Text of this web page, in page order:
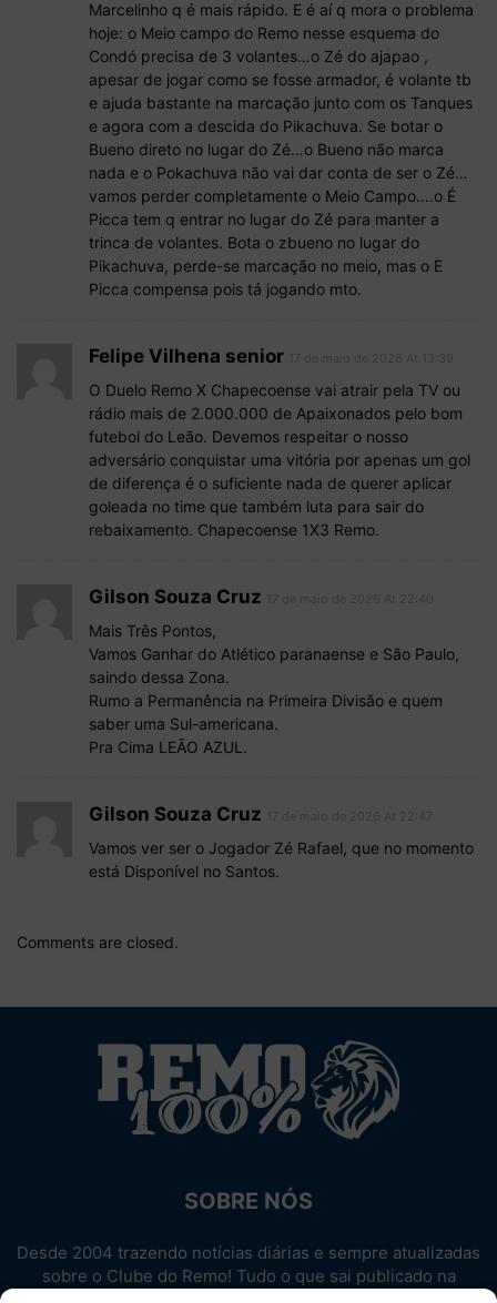
Marcelinho q é mais rápido. E é aí q mora o problema
hoje: o Meio campo do Remo nesse esquema do
Condó precisa de 3 volantes…o Zé do ajapao ,
apesar de jogar como se fosse armador, é volante tb
e ajuda bastante na marcação junto com os Tanques
e agora com a descida do Pikachuva. Se botar o
Bueno direto no lugar do Zé…o Bueno não marca
nada e o Pokachuva não vai dar conta de ser o Zé…
vamos perder completamente o Meio Campo….o É
Picca tem q entrar no lugar do Zé para manter a
trinca de volantes. Bota o zbueno no lugar do
Pikachuva, perde-se marcação no meio, mas o E
Picca compensa pois tá jogando mto.
Felipe Vilhena senior
O Duelo Remo X Chapecoense vai atrair pela TV ou
rádio mais de 2.000.000 de Apaixonados pelo bom
futebol do Leão. Devemos respeitar o nosso
adversário conquistar uma vitória por apenas um gol
de diferença é o suficiente nada de querer aplicar
goleada no time que também luta para sair do
rebaixamento. Chapecoense 1X3 Remo.
Gilson Souza Cruz
Mais Três Pontos,
Vamos Ganhar do Atlético paranaense e São Paulo,
saindo dessa Zona.
Rumo a Permanência na Primeira Divisão e quem
saber uma Sul-americana.
Pra Cima LEÃO AZUL.
Gilson Souza Cruz
Vamos ver ser o Jogador Zé Rafael, que no momento
está Disponível no Santos.
Comments are closed.
SOBRE NÓS
Desde 2004 trazendo notícias diárias e sempre atualizadas
sobre o Clube do Remo! Tudo o que sai publicado na